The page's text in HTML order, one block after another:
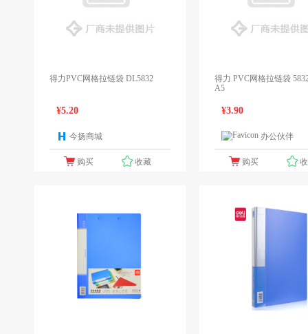
得力PVC网格拉链袋 DL5832
¥5.20
今扬商城
购买 收藏
得力 PVC网格拉链袋
A5
¥3.90
办公伙伴
购买